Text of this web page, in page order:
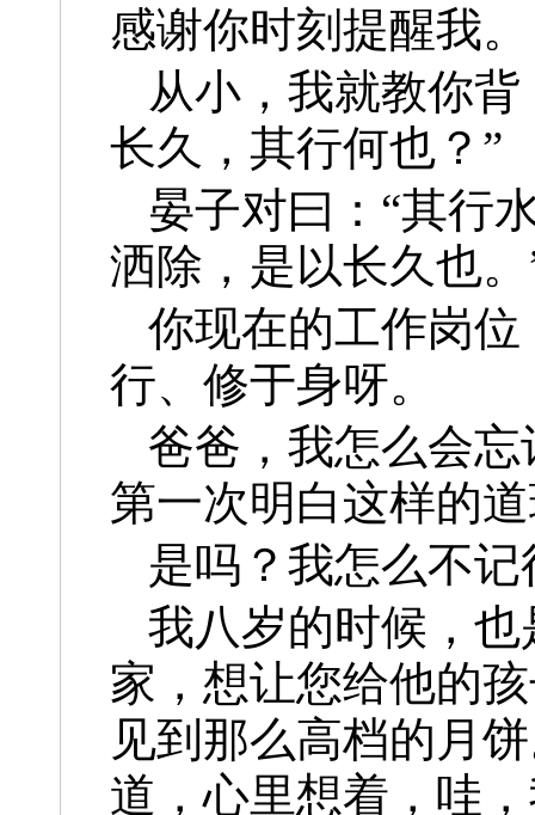
感谢你时刻提醒我。
从小，我就教你
长久，其行何也？”
晏子对曰：“其行
洒除，是以长久也。
你现在的工作岗
行、修于身呀。
爸爸，我怎么会
第一次明白这样的
是吗？我怎么不记
我八岁的时候，
家，想让您给他的
见到那么高档的月
道，心里想着，哇